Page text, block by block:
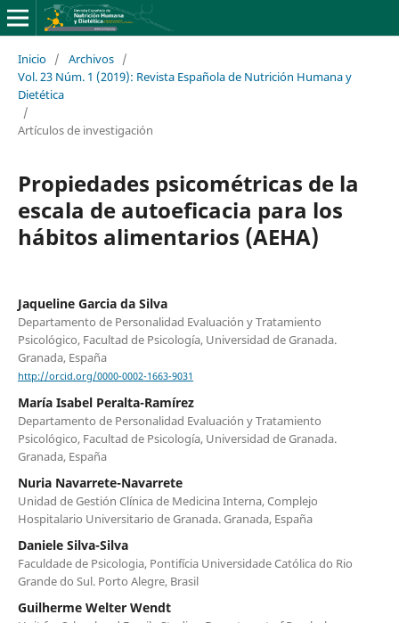
Inicio / Archivos /
Vol. 23 Núm. 1 (2019): Revista Española de Nutrición Humana y
Dietética
/
Artículos de investigación
Propiedades psicométricas de la
escala de autoeficacia para los
hábitos alimentarios (AEHA)
Jaqueline Garcia da Silva
Departamento de Personalidad Evaluación y Tratamiento
Psicológico, Facultad de Psicología, Universidad de Granada.
Granada, España
http://orcid.org/0000-0002-1663-9031
María Isabel Peralta-Ramírez
Departamento de Personalidad Evaluación y Tratamiento
Psicológico, Facultad de Psicología, Universidad de Granada.
Granada, España
Nuria Navarrete-Navarrete
Unidad de Gestión Clínica de Medicina Interna, Complejo
Hospitalario Universitario de Granada. Granada, España
Daniele Silva-Silva
Faculdade de Psicologia, Pontifícia Universidade Católica do Rio
Grande do Sul. Porto Alegre, Brasil
Guilherme Welter Wendt